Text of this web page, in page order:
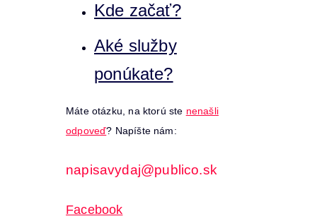
Kde začať?
Aké služby
ponúkate?
Máte otázku, na ktorú ste nenašli
odpoveď? Napíšte nám:
napisavydaj@publico.sk
Facebook